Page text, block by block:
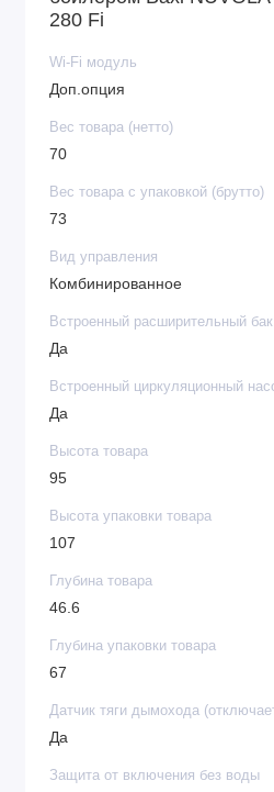
280 Fi
Wi-Fi модуль
Доп.опция
Вес товара (нетто)
70
Вес товара с упаковкой (брутто)
73
Вид управления
Комбинированное
Встроенный расширительный бак
Да
Встроенный циркуляционный
Да
Высота товара
95
Высота упаковки товара
107
Глубина товара
46.6
Глубина упаковки товара
67
Датчик тяги дымохода
Да
Защита от включения без воды